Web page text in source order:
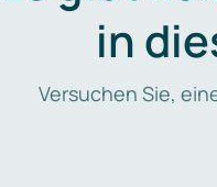
in
Versuchen Sie,